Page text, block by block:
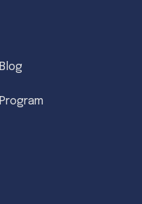
Blog
Program